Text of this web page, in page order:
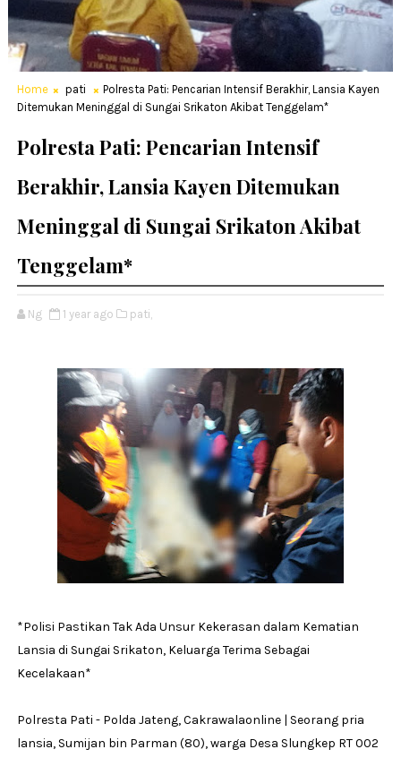
Home pati
Polresta Pati: Pencarian Intensif Berakhir, Lansia Kayen
Ditemukan Meninggal di Sungai Srikaton Akibat Tenggelam*
Polresta Pati: Pencarian Intensif
Berakhir, Lansia Kayen Ditemukan
Meninggal di Sungai Srikaton Akibat
Tenggelam*
Ng 1 year ago pati,
*Polisi Pastikan Tak Ada Unsur Kekerasan dalam Kematian
Lansia di Sungai Srikaton, Keluarga Terima Sebagai
Kecelakaan*
Polresta Pati - Polda Jateng, Cakrawalaonline | Seorang pria
lansia, Sumijan bin Parman (80), warga Desa Slungkep RT 002